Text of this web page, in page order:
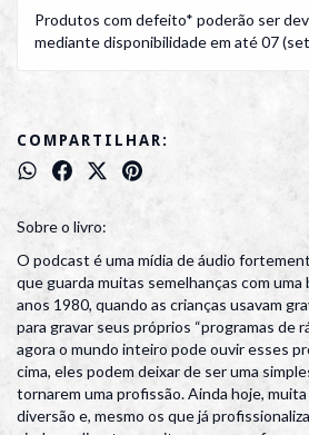
Produtos com defeito* poderão ser
mediante disponibilidade em até 07
COMPARTILHAR:
Sobre o livro:
O podcast é uma mídia de áudio
que guarda muitas semelhanças com uma
anos 1980, quando as crianças usavam
para gravar seus próprios “programas de
agora o mundo inteiro pode ouvir esses
cima, eles podem deixar de ser uma
tornarem uma profissão. Ainda hoje,
diversão e, mesmo os que já